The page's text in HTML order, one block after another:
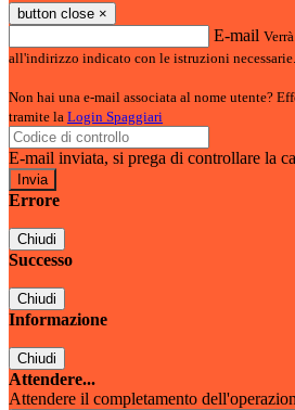
button close ×
E-mail
all'indirizzo indicato con le istruzioni necessarie.
Non hai una e-mail associata al nome utente?
tramite la Login Spaggiari
E-mail inviata, si prega di controllare la
Errore
Chiudi
Successo
Chiudi
Informazione
Chiudi
Attendere...
Attendere il completamento